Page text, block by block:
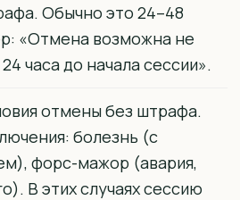
Обычно это 24–48
«Отмена возможна не
часа до начала сессии».
отмены без штрафа.
болезнь (с
форс-мажор (авария,
В этих случаях сессию